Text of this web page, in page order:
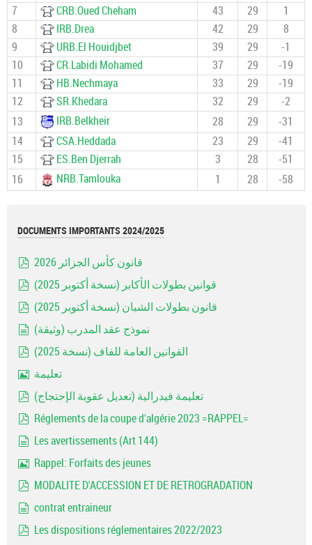
7
CRB.Oued Cheham 43 29
1
8
IRB.Drea 42 29
8
9
URB.El Houidjbet 39 29
-1
10
CR.Labidi Mohamed 37 29
-19
11
HB.Nechmaya 33 29
-19
12
SR.Khedara 32 29
-2
13
IRB.Belkheir 28 29
-31
14
CSA.Heddada 23 29
-41
15
ES.Ben Djerrah 3 28
-51
16
NRB.Tamlouka 1 28 -58
DOCUMENTS IMPORTANTS 2024/2025
قانون كأس الجزائر 2026
قوانين بطولات الأكابر (نسخة أكتوبر 2025)
قانون بطولات الشبان (نسخة أكتوبر 2025)
نموذج عقد المدرب (وثيقة)
القوانين العامة للفاف (نسخة 2025)
تعليمة
تعليمة فيدرالية (تعديل عقوبة الإحتجاج)
Réglements de la coupe d'algérie 2023 =RAPPEL=
Les avertissements (Art 144)
Rappel: Forfaits des jeunes
MODALITE D'ACCESSION ET DE RETROGRADATION
contrat entraineur
Les dispositions réglementaires 2022/2023